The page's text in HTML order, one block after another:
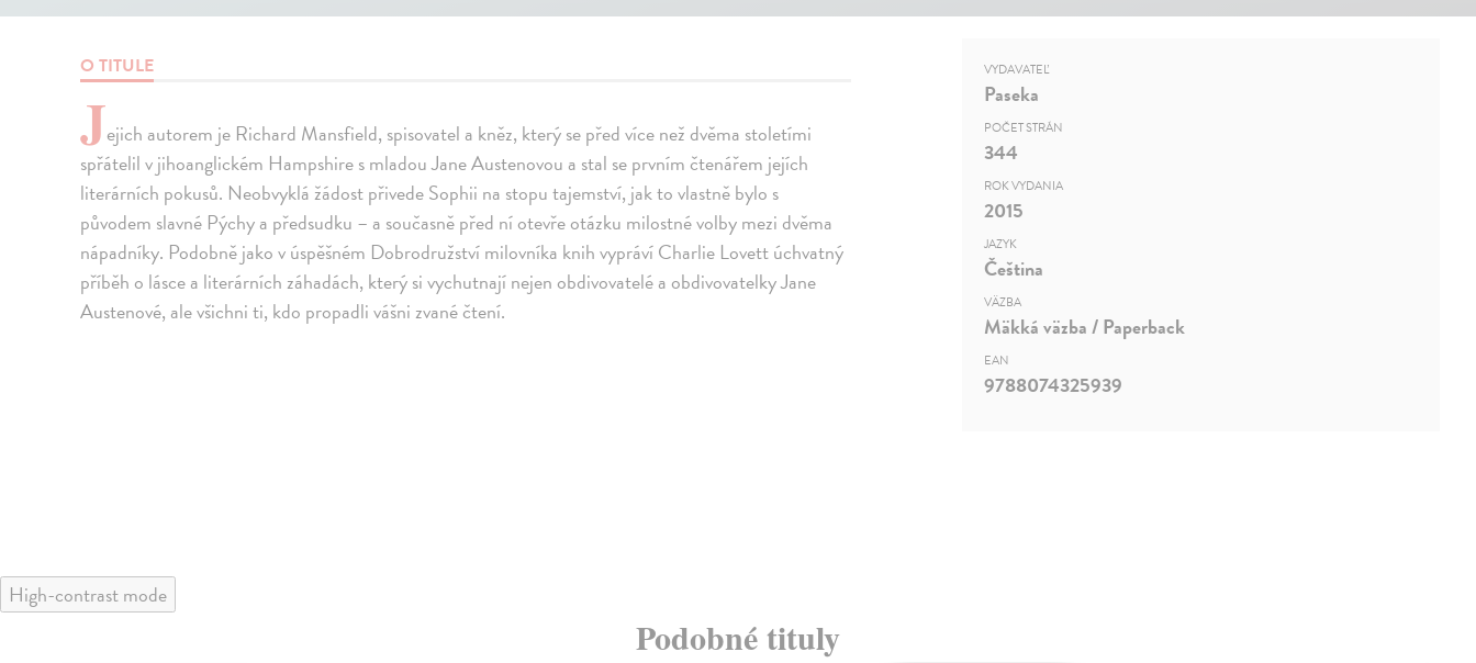
O TITULE
Jejich autorem je Richard Mansfield, spisovatel a kněz, který se před více než dvěma stoletími
spřátelil v jihoanglickém Hampshire s mladou Jane Austenovou a stal se prvním čtenářem jejích
literárních pokusů. Neobvyklá žádost přivede Sophii na stopu tajemství, jak to vlastně bylo s
původem slavné Pýchy a předsudku – a současně před ní otevře otázku milostné volby mezi dvěma
nápadníky. Podobně jako v úspěšném Dobrodružství milovníka knih vypráví Charlie Lovett úchvatný
příběh o lásce a literárních záhadách, který si vychutnají nejen obdivovatelé a obdivovatelky Jane
Austenové, ale všichni ti, kdo propadli vášni zvané čtení.
VYDAVATEĽ
Paseka
POČET STRÁN
344
ROK VYDANIA
2015
JAZYK
Čeština
VÄZBA
Mäkká väzba / Paperback
EAN
9788074325939
High-contrast mode
Podobné tituly